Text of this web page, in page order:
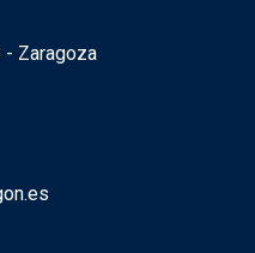
- Zaragoza